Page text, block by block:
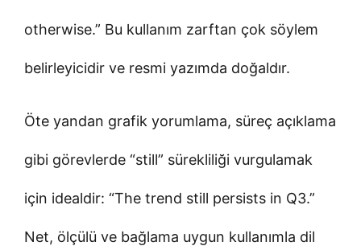
otherwise.” Bu kullanım zarftan çok söylem
belirleyicidir ve resmi yazımda doğaldır.
Öte yandan grafik yorumlama, süreç açıklama
gibi görevlerde “still” sürekliliği vurgulamak
için idealdir: “The trend still persists in Q3.”
Net, ölçülü ve bağlama uygun kullanımla dil